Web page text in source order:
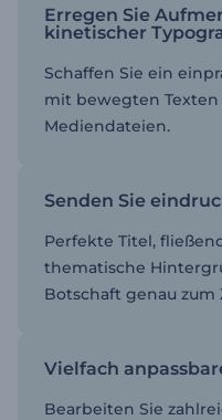
Erregen Sie
kinetischer
Schaffen Sie ein
mit bewegten
Mediendateien.
Senden Sie
Perfekte Titel,
thematische
Botschaft genau zum
Vielfach
Bearbeiten Sie